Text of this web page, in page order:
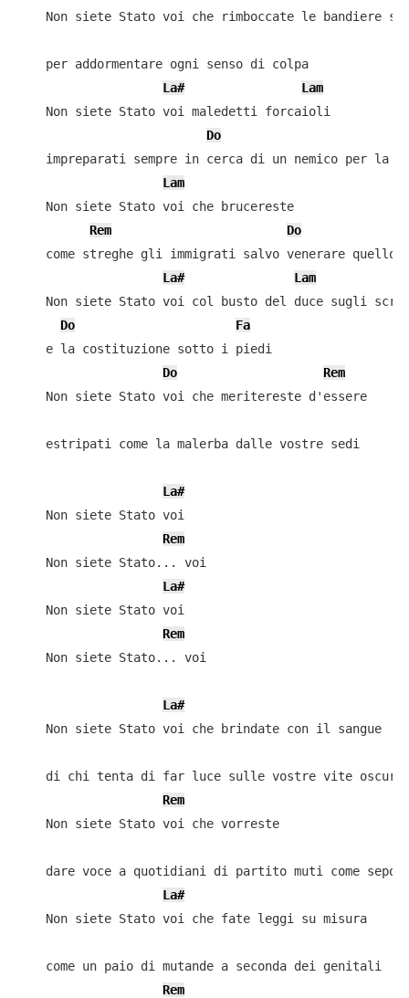
Non siete Stato voi che rimboccate le bandiere
    per addormentare ogni senso di colpa
La#
Lam
    Non siete Stato voi maledetti forcaioli
Do
impreparati sempre in cerca di un nemico per la
Lam
    Non siete Stato voi che brucereste
Rem
Do
come streghe gli immigrati salvo venerare quello
La#
Lam
Non siete Stato voi col busto del duce sugli
Do
Fa
    e la costituzione sotto i piedi
Do
Rem
    Non siete Stato voi che meritereste d'essere
    estripati come la malerba dalle vostre sedi
La#
    Non siete Stato voi
Rem
    Non siete Stato... voi
La#
    Non siete Stato voi
Rem
    Non siete Stato... voi
La#
    Non siete Stato voi che brindate con il sangue
    di chi tenta di far luce sulle vostre vite oscure
Rem
    Non siete Stato voi che vorreste
dare voce a quotidiani di partito muti come
La#
    Non siete Stato voi che fate leggi su misura
    come un paio di mutande a seconda dei genitali
Rem